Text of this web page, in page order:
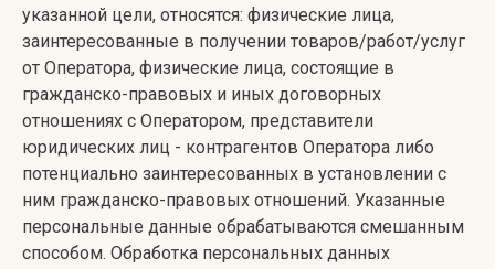
указанной цели, относятся: физические лица,
заинтересованные в получении товаров/работ/услуг
от Оператора, физические лица, состоящие в
гражданско-правовых и иных договорных
отношениях с Оператором, представители
юридических лиц - контрагентов Оператора либо
потенциально заинтересованных в установлении с
ним гражданско-правовых отношений. Указанные
персональные данные обрабатываются смешанным
способом. Обработка персональных данных